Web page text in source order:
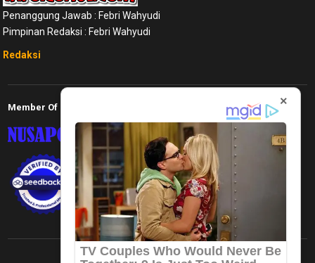
Penanggung Jawab : Febri Wahyudi
Pimpinan Redaksi : Febri Wahyudi
Redaksi
Member Of ×